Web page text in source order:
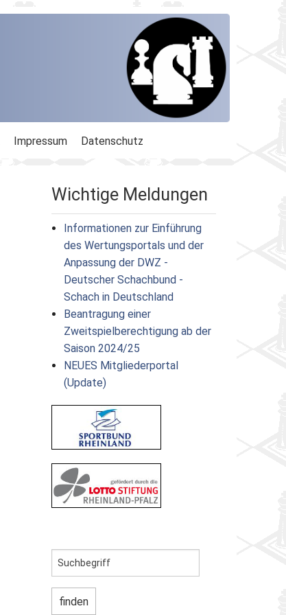
Impressum Datenschutz
Wichtige Meldungen
Informationen zur Einführung
des Wertungsportals und der
Anpassung der DWZ -
Deutscher Schachbund -
Schach in Deutschland
Beantragung einer
Zweitspielberechtigung ab der
Saison 2024/25
NEUES Mitgliederportal
(Update)